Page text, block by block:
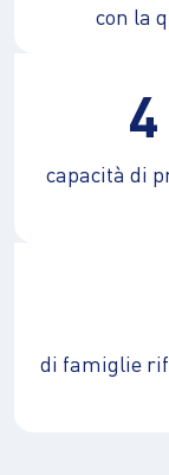
con la
capacità di
di famiglie